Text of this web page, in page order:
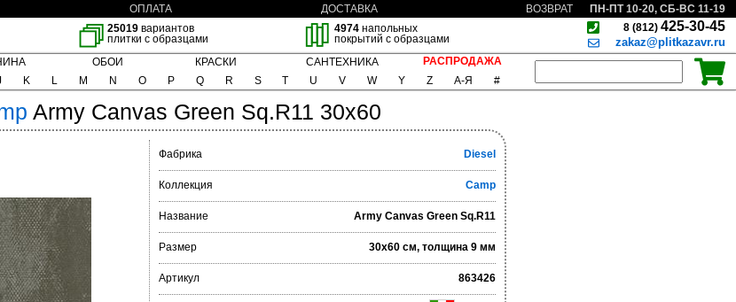
ОПЛАТА ДОСТАВКА ВОЗВРАТ
ПН-ПТ 10-20, СБ-ВС 11-19
25019 вариантов
плитки с образцами
4974напольных
покрытий с образцами
8 (812) 425-30-45
zakaz@plitkazavr.ru
ОБОИ КРАСКИ САНТЕХНИКА
РАСПРОДАЖА
K L M N O P Q R S T U V W Y Z А-Я #
Army Canvas Green Sq.R11 30x60
Фабрика Diesel
Коллекция Camp
Название Army Canvas Green Sq.R11
Размер 30x60 см, толщина 9 мм
Артикул 863426